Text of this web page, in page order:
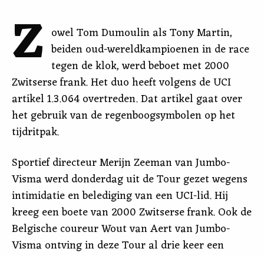
Z owel Tom Dumoulin als Tony Martin,
beiden oud-wereldkampioenen in de race
tegen de klok, werd beboet met 2000
Zwitserse frank. Het duo heeft volgens de UCI
artikel 1.3.064 overtreden. Dat artikel gaat over
het gebruik van de regenboogsymbolen op het
tijdritpak.
Sportief directeur Merijn Zeeman van Jumbo-
Visma werd donderdag uit de Tour gezet wegens
intimidatie en belediging van een UCI-lid. Hij
kreeg een boete van 2000 Zwitserse frank. Ook de
Belgische coureur Wout van Aert van Jumbo-
Visma ontving in deze Tour al drie keer een